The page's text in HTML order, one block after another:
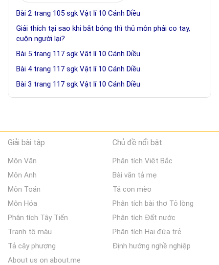
Bài 2 trang 105 sgk Vật lí 10 Cánh Diều
Giải thích tại sao khi bắt bóng thì thủ môn phải co tay,
cuộn người lại?
Bài 5 trang 117 sgk Vật lí 10 Cánh Diều
Bài 4 trang 117 sgk Vật lí 10 Cánh Diều
Bài 3 trang 117 sgk Vật lí 10 Cánh Diều
Giải bài tập
Môn Văn
Môn Anh
Môn Toán
Môn Hóa
Phân tích Tây Tiến
Tranh tô màu
Tả cây phượng
About us on about.me
Chủ đề nổi bật
Phân tích Việt Bắc
Bài văn tả mẹ
Tả con mèo
Phân tích bài thơ Tỏ lòng
Phân tích Đất nước
Phân tích Hai đứa trẻ
Định hướng nghề nghiệp